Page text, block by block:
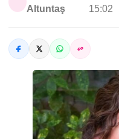
Altuntaş
15:02